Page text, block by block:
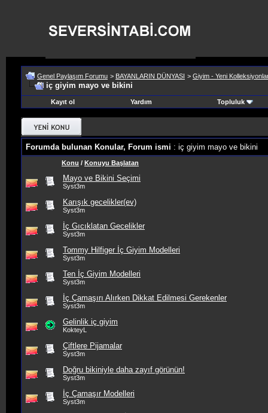
Genel Paylaşım Forumu > BAYANLARIN DÜNYASI > Giyim - Yeni
iç giyim mayo ve bikini
Kayıt ol Yardım Topluluk
Forumda bulunan Konular, Forum ismi : iç giyim mayo ve bikini
Konu / Konuyu Başlatan
Mayo ve Bikini Seçimi
Syst3m
Karışık gecelikler(ev)
Syst3m
İç Gıcıklatan Gecelikler
Syst3m
Tommy Hilfiger İç Giyim Modelleri
Syst3m
Ten İç Giyim Modelleri
Syst3m
İç Çamaşırı Alırken Dikkat Edilmesi Gerekenler
Syst3m
Gelinlik iç giyim
KokteyL
Çiftlere Pijamalar
Syst3m
Doğru bikiniyle daha zayıf görünün!
Syst3m
İç Çamaşır Modelleri
Syst3m